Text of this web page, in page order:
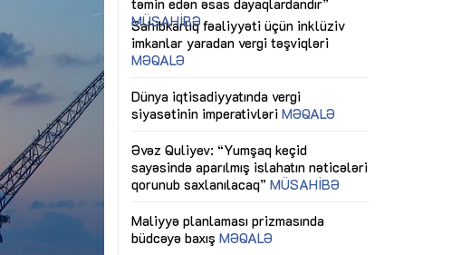
mühitinin
xidmət edir"
daha
çevik və
özəl tərəfdaşlığı
keçirilən ilk pilot
Dünya iqtisadiyyatında vergi
siyasətinin imperativləriMƏQALƏ
Əvəz Quliyev: “Yumşaq keçid
sayəsində aparılmış islahatın nəticələri
qorunub saxlanılacaq” MÜSAHİBƏ
Maliyyə planlaması prizmasında
büdcəyə baxış
MƏQALƏ
Gülminə Məlikzadə: “Azərbaycan
Bacarıqlar Akseleratoru” ixtisaslaşmış
kadrların hazırlanmasını hədəfləyir”